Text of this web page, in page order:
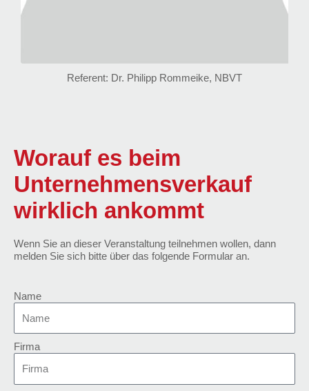
Referent: Dr. Philipp Rommeike, NBVT
Worauf es beim
Unternehmensverkauf
wirklich ankommt
Wenn Sie an dieser Veranstaltung teilnehmen wollen, dann
melden Sie sich bitte über das folgende Formular an.
Name
Firma